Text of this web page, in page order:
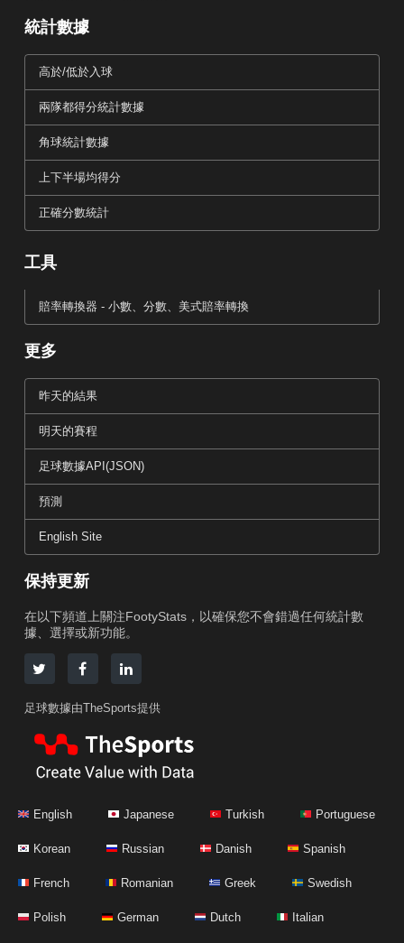
統計數據
高於/低於入球
兩隊都得分統計數據
角球統計數據
上下半場均得分
正確分數統計
工具
賠率轉換器 - 小數、分數、美式賠率轉換
更多
昨天的結果
明天的賽程
足球數據API(JSON)
預測
English Site
保持更新
在以下頻道上關注FootyStats，以確保您不會錯過任何統計數
據、選擇或新功能。
足球數據由TheSports提供
English Japanese Turkish Portuguese
Korean Russian Danish Spanish
French Romanian Greek Swedish
Polish German Dutch Italian